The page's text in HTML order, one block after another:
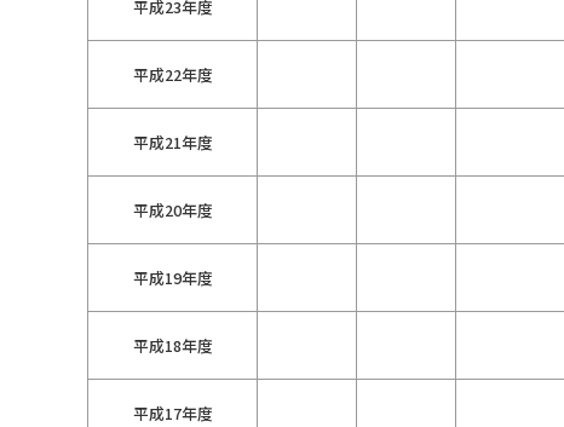
平成23年度
平成22年度
平成21年度
平成20年度
平成19年度
平成18年度
平成17年度